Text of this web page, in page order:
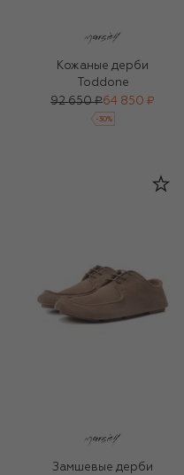
Кожаные дерби
Toddone
92 650 ₽64 850 ₽
-30%
Замшевые дерби